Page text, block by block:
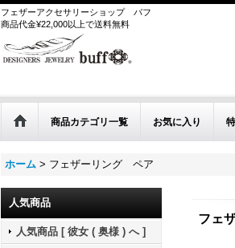
フェザーアクセサリーショップ
バフ
商品代金¥22,000以上で送料無料
商品カテゴリ一覧 お気に入り
ホーム > フェザーリング ペア
人気商品
人気商品 [ 彼女 ( 奥様 ) へ ]
フェ